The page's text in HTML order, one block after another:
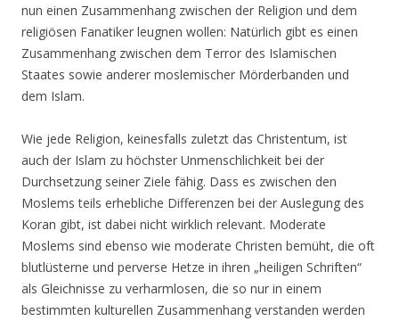
nun einen Zusammenhang zwischen der Religion und dem
religiösen Fanatiker leugnen wollen: Natürlich gibt es einen
Zusammenhang zwischen dem Terror des Islamischen
Staates sowie anderer moslemischer Mörderbanden und
dem Islam.
Wie jede Religion, keinesfalls zuletzt das Christentum, ist
auch der Islam zu höchster Unmenschlichkeit bei der
Durchsetzung seiner Ziele fähig. Dass es zwischen den
Moslems teils erhebliche Differenzen bei der Auslegung des
Koran gibt, ist dabei nicht wirklich relevant. Moderate
Moslems sind ebenso wie moderate Christen bemüht, die oft
blutlüsterne und perverse Hetze in ihren „heiligen Schriften“
als Gleichnisse zu verharmlosen, die so nur in einem
bestimmten kulturellen Zusammenhang verstanden werden